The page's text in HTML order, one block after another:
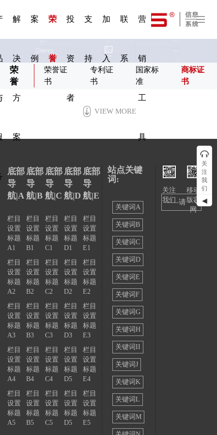
解
决
方
案
案
例
荣
誉
投
资
者
支
持
加
入
联
系
营
销
工
具
荣
誉
荣誉证
书
专利证
书
国家标
准
商标证
书
VIEW MORE
底部
导
航|A
栏目
设置
标题
A1
栏目
设置
标题
A2
栏目
设置
标题
A3
栏目
设置
标题
A4
栏目
设置
标题
A5
底部
导
航|B
栏目
设置
标题
B1
栏目
设置
标题
B2
栏目
设置
标题
B3
栏目
设置
标题
B4
栏目
设置
标题
B5
底部
导
航|C
栏目
设置
标题
C1
栏目
设置
标题
C2
栏目
设置
标题
C3
栏目
设置
标题
C4
栏目
设置
标题
C5
底部
导
航|D
栏目
设置
标题
D1
栏目
设置
标题
D2
栏目
设置
标题
D3
栏目
设置
标题
D5
栏目
设置
标题
D5
底部
导
航|E
栏目
设置
标题
E1
栏目
设置
标题
E2
栏目
设置
标题
E3
栏目
设置
标题
E4
栏目
设置
标题
E5
站点关键
词:
关键词A
关键词B
关键词C
关键词D
关键词E
关键词F
关键词G
关键词H
关键词II
关键词J
关键词K
关键词L
关键词M
关注
我们
移动
版官
网
——请
关
注
我
们
◀